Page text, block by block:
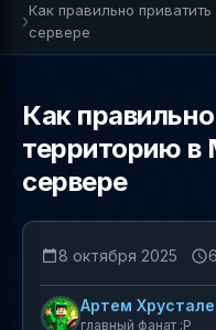
Как правильно
сервере
Как
территорию в
сервере
8 октября 2025
Артем
главный фанат :P